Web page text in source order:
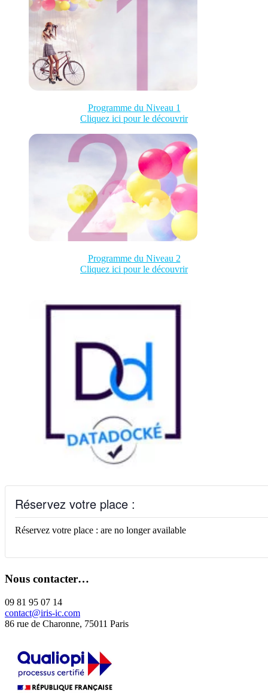
Programme du Niveau 1
Cliquez ici pour le découvrir
Programme du Niveau 2
Cliquez ici pour le découvrir
Réservez votre place :
Réservez votre place : are no longer available
Nous contacter…
09 81 95 07 14
contact@iris-ic.com
86 rue de Charonne, 75011 Paris